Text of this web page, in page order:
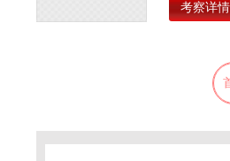
考察详情